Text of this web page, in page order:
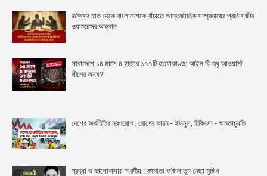
জঙ্গিদের হাত থেকে বাংলাদেশকে বাঁচাতে আন্তর্জাতিক সম্প্রদায়ের প্রতি সজীব
ওয়াজেদের আহ্বান
সারাদেশে ১৪ মাসে ৪ হাজার ১৭৭টি হত্যাকাণ্ড: আইন কি শুধু আওয়ামী
লীগের জন্য?
দেশের অর্থনীতির মরণরোগ : রোগের কারন - ইউনুস, চিকিৎসা - ক্ষমতাচ্যুতি
শ্রদ্ধা ও ভালোবাসায় স্মরণীয় : বঙ্গমাতা ফজিলাতুন নেছা মুজিব